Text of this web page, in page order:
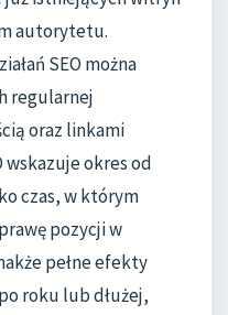
autorytetu.
SEO można
regularnej
oraz linkami
wskazuje okres od
czas, w którym
pozycji w
pełne efekty
roku lub dłużej,